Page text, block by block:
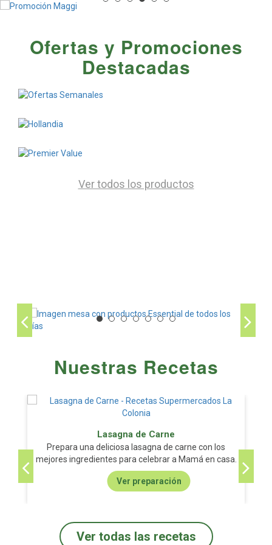
Ofertas y Promociones
Destacadas
Ver todos los productos
Nuestras Recetas
Lasagna de Carne
Prepara una deliciosa lasagna de carne con los
mejores ingredientes para celebrar a Mamá en casa.
Ver preparación
Ver todas las recetas